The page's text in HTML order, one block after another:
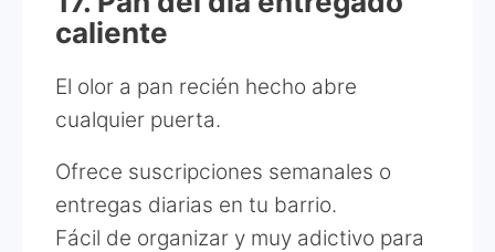
caliente
El olor a pan recién hecho abre
cualquier puerta.
Ofrece suscripciones semanales o
entregas diarias en tu barrio.
Fácil de organizar y muy adictivo para